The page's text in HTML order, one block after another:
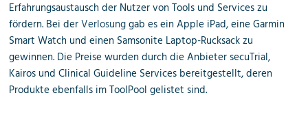
Erfahrungsaustausch der Nutzer von Tools und Services zu
fördern. Bei derVerlosunggab es ein Apple iPad, eine Garmin
Smart Watch und einen Samsonite Laptop-Rucksack zu
gewinnen. Die Preise wurden durch die Anbieter secuTrial,
Kairos und Clinical Guideline Services bereitgestellt, deren
Produkte ebenfalls im ToolPool gelistet sind.